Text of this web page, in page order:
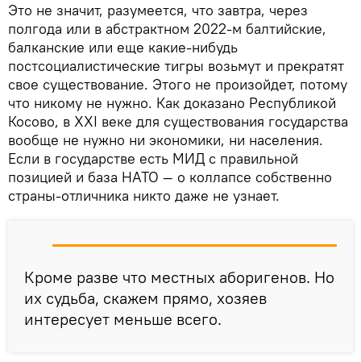
Это не значит, разумеется, что завтра, через
полгода или в абстрактном 2022-м балтийские,
балканские или еще какие-нибудь
постсоциалистические тигры возьмут и прекратят
свое существование. Этого не произойдет, потому
что никому не нужно. Как доказано Республикой
Косово, в XXI веке для существования государства
вообще не нужно ни экономики, ни населения.
Если в государстве есть МИД с правильной
позицией и база НАТО — о коллапсе собственно
страны-отличника никто даже не узнает.
Кроме разве что местных аборигенов. Но
их судьба, скажем прямо, хозяев
интересует меньше всего.